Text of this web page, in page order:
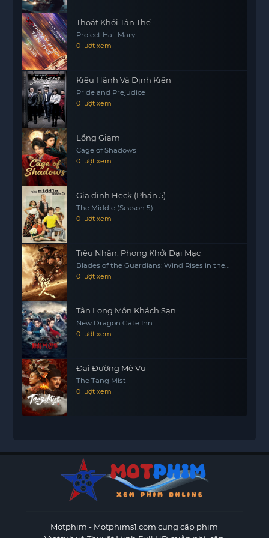
ra sức mạnh bên trong mình và những giá trị thực
sự của cuộc sống.
Liệu bí mật mà Shelly phải đối mặt có thể phá vỡ
gia đình cô, hay nó sẽ trở thành cơ hội để họ trở
nên gắn kết hơn? Hãy cùng theo dõi hành trình
đầy cảm xúc của Shelly trong Tẩy Trắng: Deirdre.
Thoát Khỏi Tận Thế
Project Hail Mary
0 lượt xem
Kiêu Hãnh Và Định Kiến
Pride and Prejudice
0 lượt xem
Lồng Giam
Cage of Shadows
0 lượt xem
Gia đình Heck (Phần 5)
The Middle (Season 5)
0 lượt xem
Tiêu Nhân: Phong Khởi Đại Mạc
Blades of the Guardians: Wind Rises in the
Desert
0 lượt xem
Tân Long Môn Khách Sạn
New Dragon Gate Inn
0 lượt xem
Đại Đường Mê Vụ
The Tang Mist
0 lượt xem
Motphim - Motphims1.com cung cấp phim